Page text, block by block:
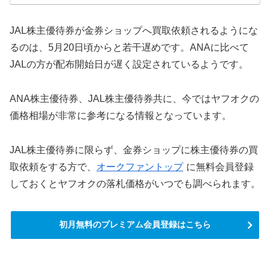
です。
JAL株主優待券が金券ショップへ買取依頼されるようにな
るのは、5月20日頃からと若干遅めです。ANAに比べて
JALの方が配布開始日が遅く設定されているようです。
ANA株主優待券、JAL株主優待券共に、今ではヤフオクの
価格相場が非常に参考になる情報となっています。
JAL株主優待券に限らず、金券ショップに株主優待券の買
取依頼をする方で、 オークファントップ に無料会員登録
しておくとヤフオクの落札価格がいつでも調べられます。
初月無料のプレミアム会員登録はこちら